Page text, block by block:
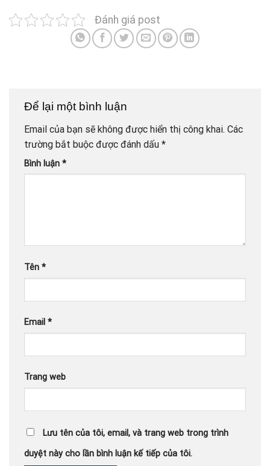
Đánh giá post
Để lại một bình luận
Email của bạn sẽ không được hiển thị công khai. Các
trường bắt buộc được đánh dấu *
Bình luận *
Tên *
Email *
Trang web
Lưu tên của tôi, email, và trang web trong trình
duyệt này cho lần bình luận kế tiếp của tôi.